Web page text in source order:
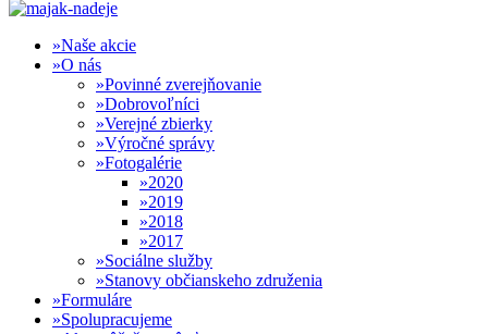
Naše akcie
O nás
Povinné zverejňovanie
Dobrovoľníci
Verejné zbierky
Výročné správy
Fotogalérie
2020
2019
2018
2017
Sociálne služby
Stanovy občianskeho združenia
Formuláre
Spolupracujeme